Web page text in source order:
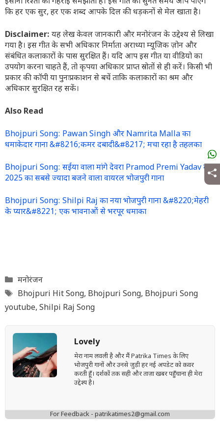
कि हर एक सुर, हर एक शब्द आपके दिल की धड़कनों से मेल खाता है।
Disclaimer: यह लेख केवल जानकारी और मनोरंजन के उद्देश्य से लिखा
गया है। इस गीत के सभी अधिकार निर्माता अराध्या म्यूजिक ज़ोन और
संबंधित कलाकारों के पास सुरक्षित हैं। यदि आप इस गीत या वीडियो का
उपयोग करना चाहते हैं, तो कृपया अधिकार प्राप्त स्रोतों से ही करें। किसी भी
प्रकार की कॉपी या पुनःप्रकाशन से बचें ताकि कलाकारों का श्रम और
अधिकार सुरक्षित रह सकें।
Also Read
Bhojpuri Song: Pawan Singh और Namrita Malla का
धमाकेदार गाना &#8216;कमर दबादी&#8217; मचा रहा है तहलका
Bhojpuri Song: सईया वाला मांगे देवरा Pramod Premi Yadav का
2025 का सबसे ज्यादा बजने वाला वायरल भोजपुरी गाना
Bhojpuri Song: Shilpi Raj का नया भोजपुरी गाना &#8220;मेहरी
के प्यार&#8221; एक भावनाओं से भरपूर धमाका
Categories
मनोरंजन
Tags
Bhojpuri Hit Song, Bhojpuri Song, Bhojpuri Song
youtube, Shilpi Raj Song
Lovely
मेरा नाम लवली है और मैं Patrika Times के लिए
भोजपुरी गानों और उनसे जुड़ी हर नई अपडेट को कवर
करती हूँ। दर्शकों तक सही और ताज़ा खबर पहुँचाना ही मेरा
उद्देश्य है।
For Feedback - patrikatimes2@gmail.com